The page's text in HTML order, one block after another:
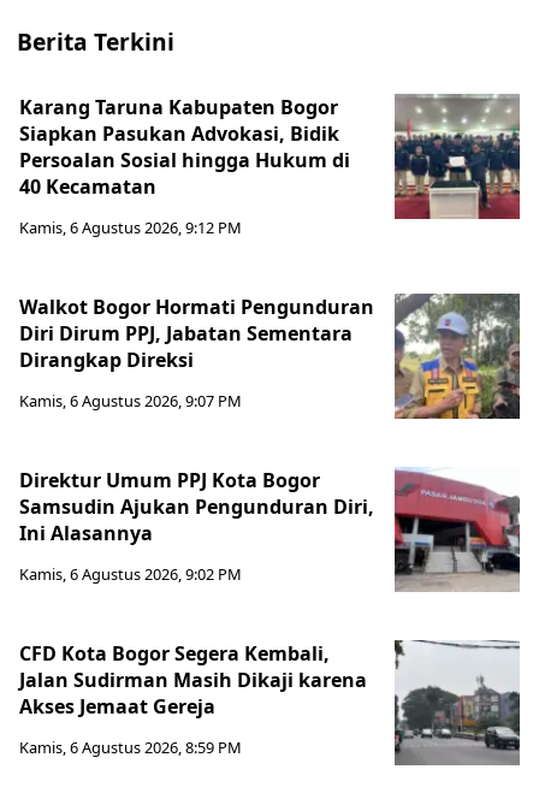
Berita Terkini
Karang Taruna Kabupaten Bogor
Siapkan Pasukan Advokasi, Bidik
Persoalan Sosial hingga Hukum di
40 Kecamatan
Kamis, 6 Agustus 2026, 9:12 PM
Walkot Bogor Hormati Pengunduran
Diri Dirum PPJ, Jabatan Sementara
Dirangkap Direksi
Kamis, 6 Agustus 2026, 9:07 PM
Direktur Umum PPJ Kota Bogor
Samsudin Ajukan Pengunduran Diri,
Ini Alasannya
Kamis, 6 Agustus 2026, 9:02 PM
CFD Kota Bogor Segera Kembali,
Jalan Sudirman Masih Dikaji karena
Akses Jemaat Gereja
Kamis, 6 Agustus 2026, 8:59 PM